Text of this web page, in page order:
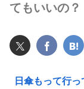
てもいいの？
日傘もって行